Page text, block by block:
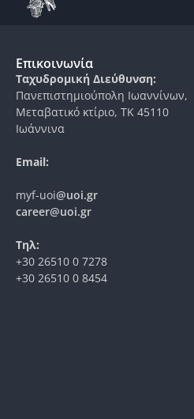
Επικοινωνία
Ταχυδρομική Διεύθυνση:
Πανεπιστημιούπολη Ιωαννίνων,
Μεταβατικό κτίριο, ΤΚ 45110
Ιωάννινα
Email:
myf-uoi@uoi.gr
career@uoi.gr
Τηλ:
+30 26510 0 7278
+30 26510 0 8454